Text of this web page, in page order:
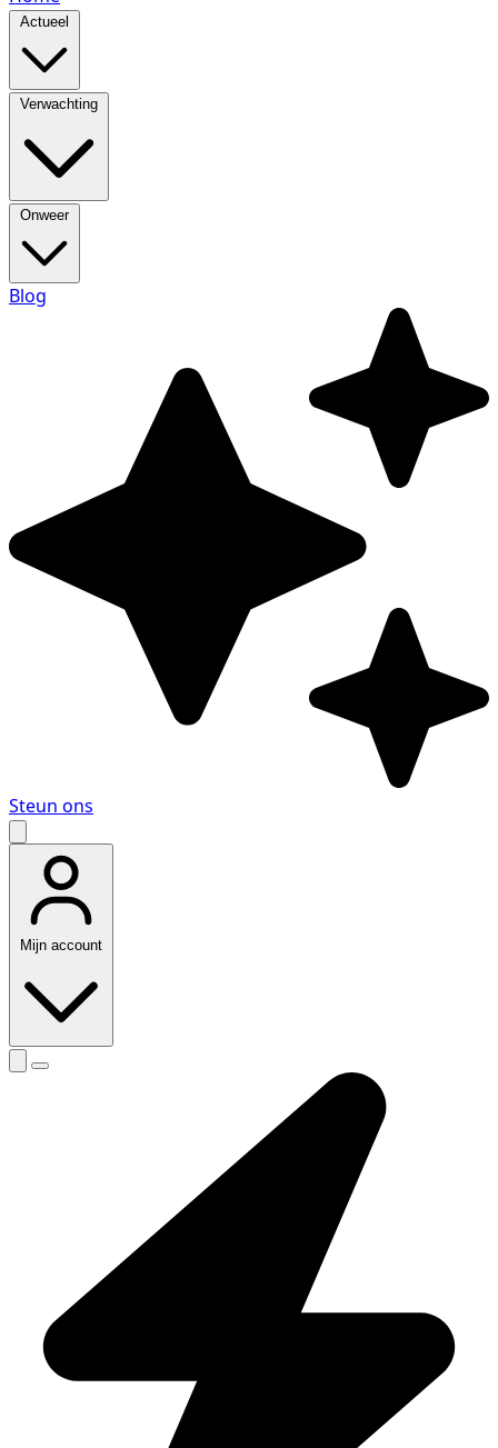
Actueel
Verwachting
Onweer
Blog
Steun ons
Mijn account